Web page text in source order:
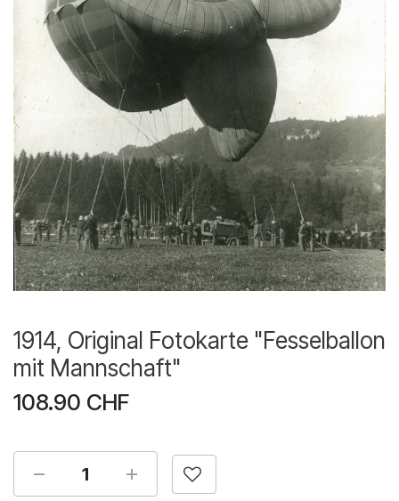
1914, Original Fotokarte "Fesselballon
mit Mannschaft"
108.90 CHF